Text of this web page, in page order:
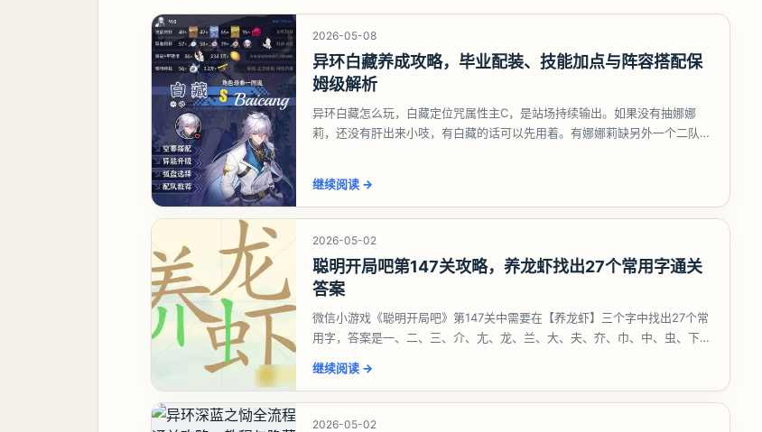
2026-05-08
异环白藏养成攻略，毕业配装、技能加点与阵容搭配保
姆级解析
异环白藏怎么玩，白藏定位咒属性主C，是站场持续输出。如果没有抽娜娜
莉，还没有肝出来小吱，有白藏的话可以先用着。有娜娜莉缺另外一个二队C
继续阅读 →
2026-05-02
聪明开局吧第147关攻略，养龙虾找出27个常用字通关
答案
微信小游戏《聪明开局吧》第147关中需要在【养龙虾】三个字中找出27个常
用字，答案是一、二、三、介、尢、龙、兰、大、夫、夰、巾、中、虫、下、
继续阅读 →
2026-05-02